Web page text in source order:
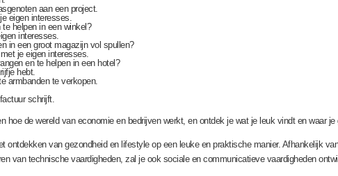
aan een project.
eigen interesses.
helpen in een winkel?
interesses.
in een groot magazijn vol spullen?
je eigen interesses.
en te helpen in een hotel?
hebt.
armbanden te verkopen.
schrijft.
hoe de wereld van economie en bedrijven werkt, en ontdek je wat je leuk vindt en waar je
ontdekken van gezondheid en lifestyle op een leuke en praktische manier. Afhankelijk
van technische vaardigheden, zal je ook sociale en communicatieve vaardigheden